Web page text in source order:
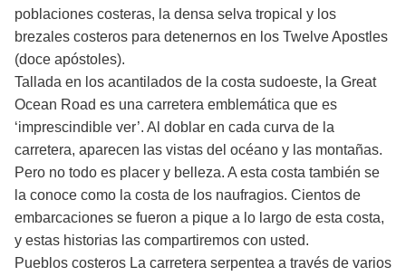
poblaciones costeras, la densa selva tropical y los
brezales costeros para detenernos en los Twelve Apostles
(doce apóstoles).
Tallada en los acantilados de la costa sudoeste, la Great
Ocean Road es una carretera emblemática que es
‘imprescindible ver’. Al doblar en cada curva de la
carretera, aparecen las vistas del océano y las montañas.
Pero no todo es placer y belleza. A esta costa también se
la conoce como la costa de los naufragios. Cientos de
embarcaciones se fueron a pique a lo largo de esta costa,
y estas historias las compartiremos con usted.
Pueblos costeros La carretera serpentea a través de varios